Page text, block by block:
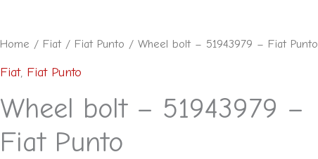
Home / Fiat/ Fiat Punto / Wheel bolt – 51943979 – Fiat Punto
Fiat, Fiat Punto
Wheel bolt – 51943979 –
Fiat Punto
Wheel
bolt
51943979
-